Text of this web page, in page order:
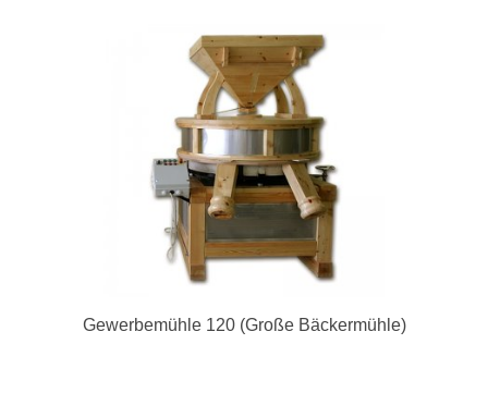
Gewerbemühle 120 (Große Bäckermühle)